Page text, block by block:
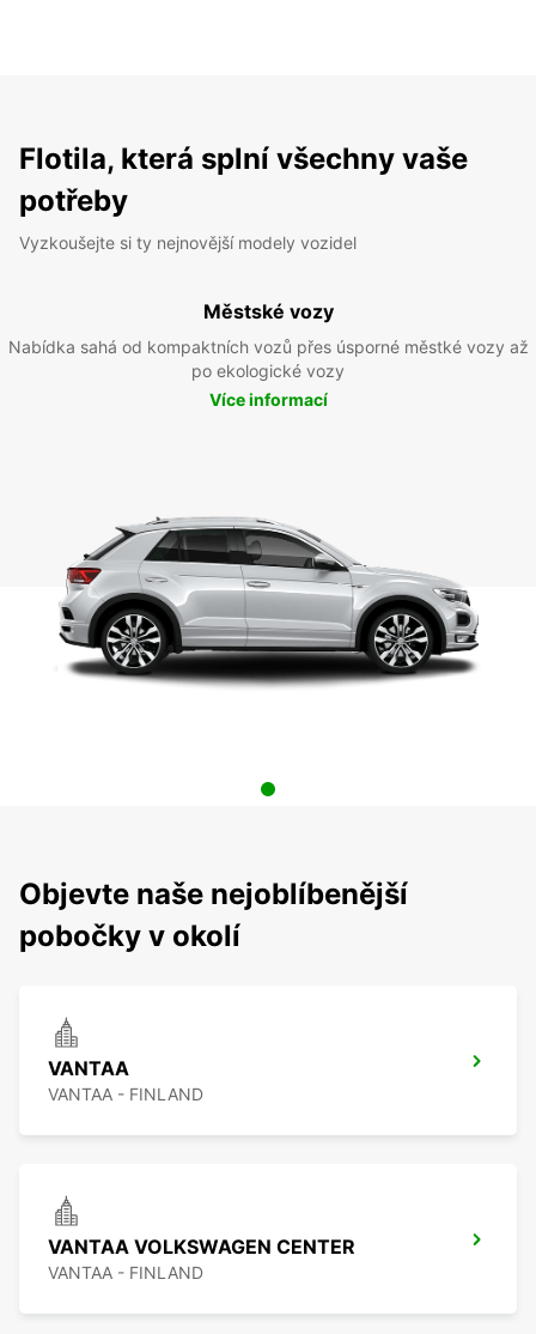
Flotila, která splní všechny vaše
potřeby
Vyzkoušejte si ty nejnovější modely vozidel
Městské vozy
Nabídka sahá od kompaktních vozů přes úsporné městké vozy až
po ekologické vozy
Více informací
Objevte naše nejoblíbenější
pobočky v okolí
VANTAA
VANTAA - FINLAND
VANTAA VOLKSWAGEN CENTER
VANTAA - FINLAND